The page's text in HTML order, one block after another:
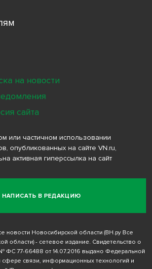
НАПИСАТЬ В РЕДАКЦИЮ
или частичном использовании
опубликованных на сайте VN.ru,
активная гиперссылка на сайт
новости Новосибирской области (ВН.ру Все
области) - сетевое издание. Свидетельство о
ФС 77-66488 от 14.07.2016 выдано Федеральной
сфере связи, информационных технологий и
на новости
сайта